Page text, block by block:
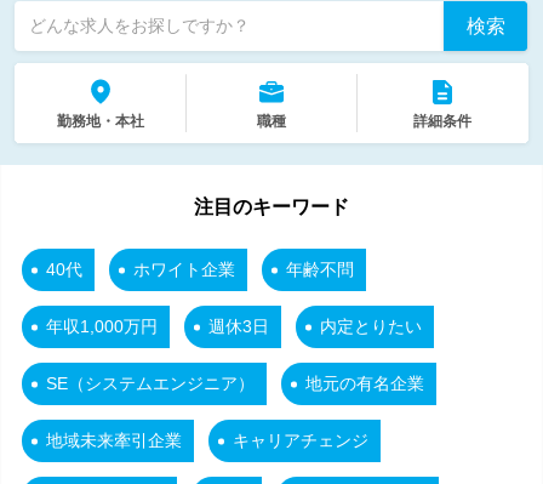
どんな求人をお探しですか？ 検索
勤務地・本社 職種 詳細条件
注目のキーワード
40代 ホワイト企業 年齢不問
年収1,000万円 週休3日 内定とりたい
SE（システムエンジニア） 地元の有名企業
地域未来牽引企業 キャリアチェンジ